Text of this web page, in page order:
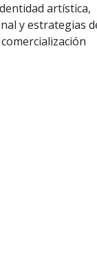
artística,
y estrategias